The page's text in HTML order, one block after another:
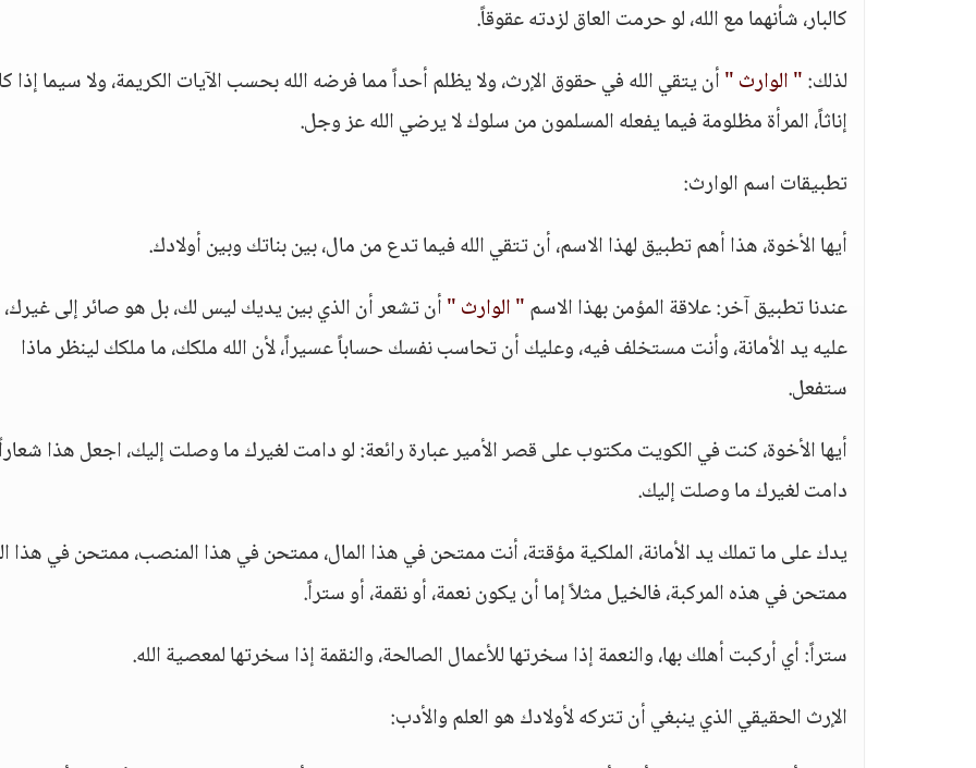
كالبار، شأنهما مع الله، لو حرمت العاق لزدته عقوقاً.
لذلك:" الوارث "أن يتقي الله في حقوق الإرث، ولا يظلم أحداً مما فرضه الله بحسب الآيات الكريمة، ولا سيما إذا
إناثاً، المرأة مظلومة فيما يفعله المسلمون من سلوك لا يرضي الله عز وجل.
تطبيقات اسم الوارث:
أيها الأخوة، هذا أهم تطبيق لهذا الاسم، أن تتقي الله فيما تدع من مال، بين بناتك وبين أولادك.
عندنا تطبيق آخر: علاقة المؤمن بهذا الاسم" الوارث "أن تشعر أن الذي بين يديك ليس لك، بل هو صائر إلى
عليه يد الأمانة، وأنت مستخلف فيه، وعليك أن تحاسب نفسك حساباً عسيراً، لأن الله ملكك، ما ملكك لينظر ماذا
ستفعل.
أيها الأخوة، كنت في الكويت مكتوب على قصر الأمير عبارة رائعة: لو دامت لغيرك ما وصلت إليك، اجعل هذا
دامت لغيرك ما وصلت إليك.
يدك على ما تملك يد الأمانة، الملكية مؤقتة، أنت ممتحن في هذا المال، ممتحن في هذا المنصب، ممتحن في هذا
ممتحن في هذه المركبة، فالخيل مثلاً إما أن يكون نعمة، أو نقمة، أو ستراً.
ستراً: أي أركبت أهلك بها، والنعمة إذا سخرتها للأعمال الصالحة، والنقمة إذا سخرتها لمعصية الله.
الإرث الحقيقي الذي ينبغي أن تتركه لأولادك هو العلم والأدب: